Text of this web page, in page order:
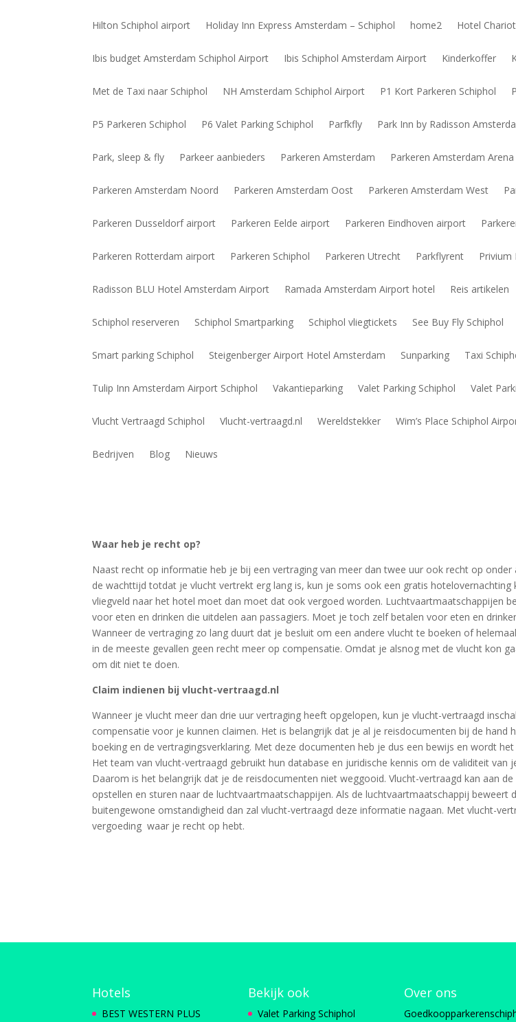
Hilton Schiphol airport Holiday Inn Express Amsterdam – Schiphol home2 Hotel
Ibis budget Amsterdam Schiphol Airport Ibis Schiphol Amsterdam Airport Kinderkoffer
Met de Taxi naar Schiphol NH Amsterdam Schiphol Airport P1 Kort Parkeren Schiphol
P5 Parkeren Schiphol P6 Valet Parking Schiphol Parfkfly Park Inn by Radisson
Park, sleep & fly Parkeer aanbieders Parkeren Amsterdam Parkeren Amsterdam Arena
Parkeren Amsterdam Noord Parkeren Amsterdam Oost Parkeren Amsterdam West
Parkeren Dusseldorf airport Parkeren Eelde airport Parkeren Eindhoven airport
Parkeren Rotterdam airport Parkeren Schiphol Parkeren Utrecht Parkflyrent Privium
Radisson BLU Hotel Amsterdam Airport Ramada Amsterdam Airport hotel Reis artikelen
Schiphol reserveren Schiphol Smartparking Schiphol vliegtickets See Buy Fly Schiphol
Smart parking Schiphol Steigenberger Airport Hotel Amsterdam Sunparking Taxi
Tulip Inn Amsterdam Airport Schiphol Vakantieparking Valet Parking Schiphol Valet
Vlucht Vertraagd Schiphol Vlucht-vertraagd.nl Wereldstekker Wim’s Place Schiphol
Bedrijven Blog Nieuws
Waar heb je recht op?
Naast recht op informatie heb je bij een vertraging van meer dan twee uur ook recht op onder
de wachttijd totdat je vlucht vertrekt erg lang is, kun je soms ook een gratis hotelovernachting
vliegveld naar het hotel moet dan moet dat ook vergoed worden. Luchtvaartmaatschappijen
voor eten en drinken die uitdelen aan passagiers. Moet je toch zelf betalen voor eten en
Wanneer de vertraging zo lang duurt dat je besluit om een andere vlucht te boeken of
in de meeste gevallen geen recht meer op compensatie. Omdat je alsnog met de vlucht kon
om dit niet te doen.
Claim indienen bij vlucht-vertraagd.nl
Wanneer je vlucht meer dan drie uur vertraging heeft opgelopen, kun je vlucht-vertraagd
compensatie voor je kunnen claimen. Het is belangrijk dat je al je reisdocumenten bij de hand
boeking en de vertragingsverklaring. Met deze documenten heb je dus een bewijs en wordt
Het team van vlucht-vertraagd gebruikt hun database en juridische kennis om de validiteit van
Daarom is het belangrijk dat je de reisdocumenten niet weggooid. Vlucht-vertraagd kan aan de
opstellen en sturen naar de luchtvaartmaatschappijen. Als de luchtvaartmaatschappij beweert
buitengewone omstandigheid dan zal vlucht-vertraagd deze informatie nagaan. Met vlucht-
vergoeding waar je recht op hebt.
Hotels
BEST WESTERN PLUS
Bekijk ook
Valet Parking Schiphol
Over ons